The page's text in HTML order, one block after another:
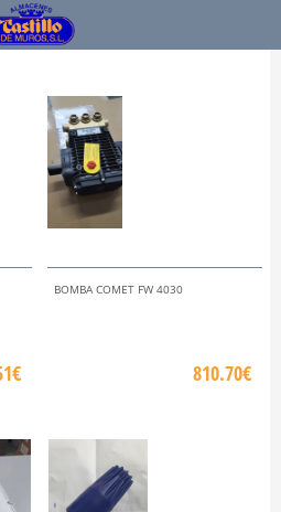
Favoritos
BOMBA COMET FW 4030
810.70€